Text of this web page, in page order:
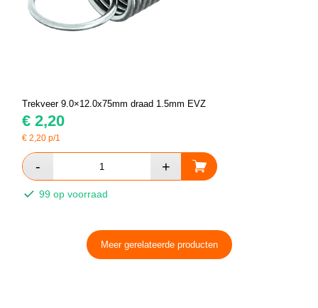
Trekveer 9.0×12.0x75mm draad 1.5mm EVZ
€ 2,20
€2,20 p/1
99 op voorraad
Meer gerelateerde producten